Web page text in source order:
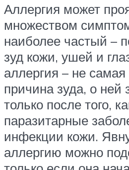
Аллергия может
множеством
наиболее частый –
зуд кожи, ушей и
аллергия – не самая
причина зуда, о
только после того,
паразитарные
инфекции кожи.
аллергию можно